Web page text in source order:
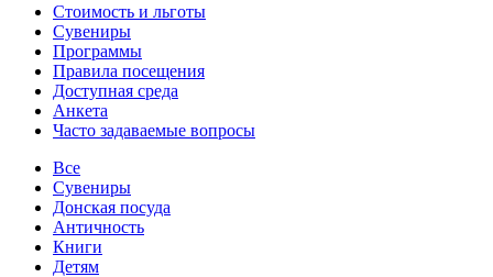
Стоимость и льготы
Сувениры
Программы
Правила посещения
Доступная среда
Анкета
Часто задаваемые вопросы
Все
Сувениры
Донская посуда
Античность
Книги
Детям